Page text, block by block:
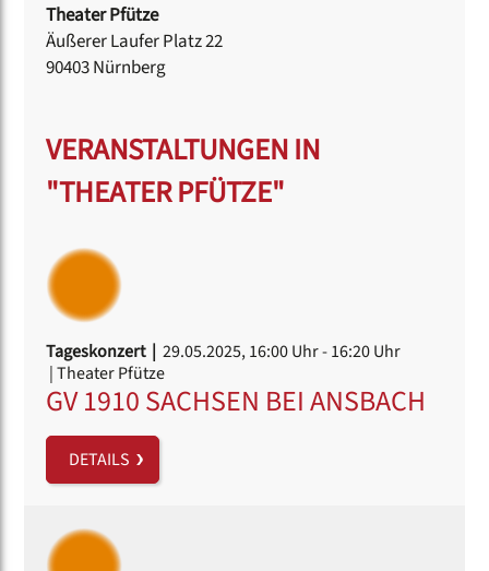
Theater Pfütze
Äußerer Laufer Platz 22
90403 Nürnberg
VERANSTALTUNGEN IN
"THEATER PFÜTZE"
Tageskonzert | 29.05.2025, 16:00 Uhr- 16:20 Uhr
| Theater Pfütze
GV 1910 SACHSEN BEI ANSBACH
DETAILS